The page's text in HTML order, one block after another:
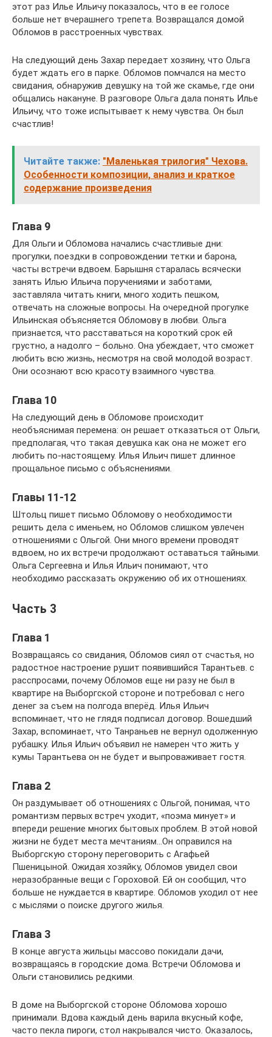
этот раз Илье Ильичу показалось, что в ее голосе
больше нет вчерашнего трепета. Возвращался домой
Обломов в расстроенных чувствах.
На следующий день Захар передает хозяину, что Ольга
будет ждать его в парке. Обломов помчался на место
свидания, обнаружив девушку на той же скамье, где они
общались накануне. В разговоре Ольга дала понять Илье
Ильичу, что тоже испытывает к нему чувства. Он был
счастлив!
Читайте также: "Маленькая трилогия" Чехова.
Особенности композиции, анализ и краткое
содержание произведения
Глава 9
Для Ольги и Обломова начались счастливые дни:
прогулки, поездки в сопровождении тетки и барона,
часты встречи вдвоем. Барышня старалась всячески
занять Илью Ильича поручениями и заботами,
заставляла читать книги, много ходить пешком,
отвечать на сложные вопросы. На очередной прогулке
Ильинская объясняется Обломову в любви. Ольга
признается, что расставаться на короткий срок ей
грустно, а надолго – больно. Она убеждает, что сможет
любить всю жизнь, несмотря на свой молодой возраст.
Они осознают всю красоту взаимного чувства.
Глава 10
На следующий день в Обломове происходит
необъяснимая перемена: он решает отказаться от Ольги,
предполагая, что такая девушка как она не может его
любить по-настоящему. Илья Ильич пишет длинное
прощальное письмо с объяснениями.
Главы 11-12
Штольц пишет письмо Обломову о необходимости
решить дела с именьем, но Обломов слишком увлечен
отношениями с Ольгой. Они много времени проводят
вдвоем, но их встречи продолжают оставаться тайными.
Ольга Сергеевна и Илья Ильич понимают, что
необходимо рассказать окружению об их отношениях.
Часть 3
Глава 1
Возвращаясь со свидания, Обломов сиял от счастья, но
радостное настроение рушит появившийся Тарантьев. с
расспросами, почему Обломов еще ни разу не был в
квартире на Выборгской стороне и потребовал с него
денег за съем на полгода вперёд. Илья Ильич
вспоминает, что не глядя подписал договор. Вошедший
Захар, вспоминает, что Танраньев не вернул одолженную
рубашку. Илья Ильич объявил не намерен что жить у
кумы Тарантьева он не будет и выпроваживает гостя.
Глава 2
Он раздумывает об отношениях с Ольгой, понимая, что
романтизм первых встреч уходит, «поэма минует» и
впереди решение многих бытовых проблем. В этой новой
жизни не будет места мечтаниям…Он оправился на
Выборгскую сторону переговорить с Агафьей
Пшеницыной. Ожидая хозяйку, Обломов увидел свои
неразобранные вещи с Гороховой. Ей он сообщил, что
больше не нуждается в квартире. Обломов уходил от нее
с мыслями о поиске другого жилья.
Глава 3
В конце августа жильцы массово покидали дачи,
возвращаясь в городские дома. Встречи Обломова и
Ольги становились редкими.
В доме на Выборгской стороне Обломова хорошо
принимали. Вдова каждый день варила вкусный кофе,
часто пекла пироги, стол накрывался чисто. Оказалось,